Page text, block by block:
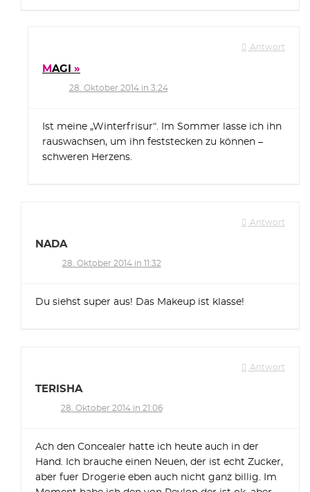
Antwort
MAGI
28. Oktober 2014 in 3:24
Ist meine „Winterfrisur“. Im Sommer lasse ich ihn
rauswachsen, um ihn feststecken zu können –
schweren Herzens.
Antwort
NADA
28. Oktober 2014 in 11:32
Du siehst super aus! Das Makeup ist klasse!
Antwort
TERISHA
28. Oktober 2014 in 21:06
Ach den Concealer hatte ich heute auch in der
Hand. Ich brauche einen Neuen, der ist echt Zucker,
aber fuer Drogerie eben auch nicht ganz billig. Im